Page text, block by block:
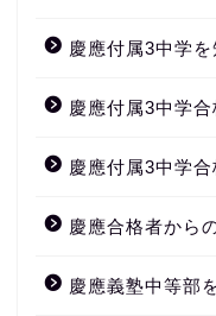
慶應付属3中学を
慶應付属3中学
慶應付属3中学
慶應合格者から
慶應義塾中等部